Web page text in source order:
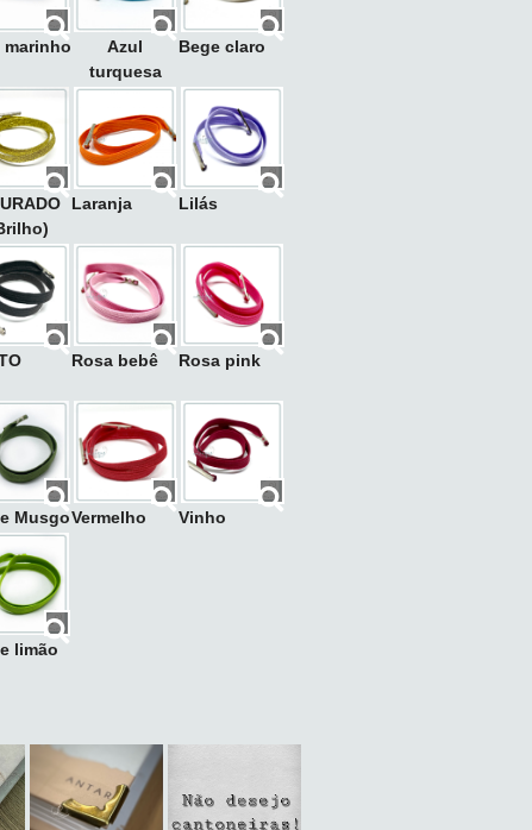
marinho
Azul
turquesa
Bege claro
Laranja Lilás
Rosa bebê Rosa pink
MusgoVermelho Vinho
limão